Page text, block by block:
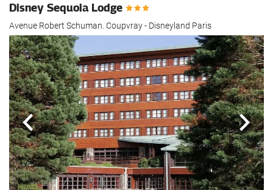
Disney Sequoia Lodge
Avenue Robert Schuman. Coupvray - Disneyland Paris
Anterior